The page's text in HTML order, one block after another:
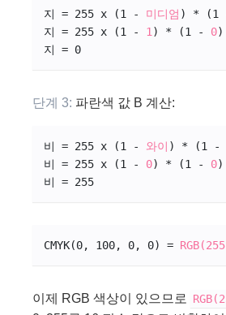
지 = 255 x (1 - 미디엄 ) * (1
지 = 255 x (1 - 1 ) * (1 - 0)
지 = 0
단계 3: 파란색 값 B 계산:
비 = 255 x (1 - 와이 ) * (1 -
비 = 255 x (1 - 0) * (1 - 0)
비 = 255
CMYK(0, 100, 0, 0) =
이제 RGB 색상이 있으므로